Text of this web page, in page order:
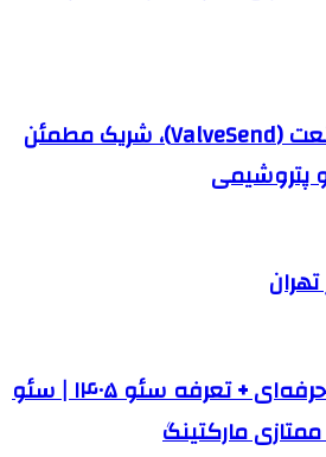
زرپالایش عصر صنعت (ValveSend)، شریک مطمئن
پتروشیمی
🔍 خدمات سئو حرفه‌ای + تعرفه سئو ۱۴۰۵ | سئو
مارکتینگ